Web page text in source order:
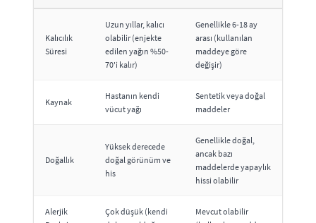
Kalıcılık
Süresi
Uzun yıllar, kalıcı
olabilir (enjekte
edilen yağın %50-
70'i kalır)
Genellikle 6-18 ay
arası (kullanılan
maddeye göre
değişir)
Kaynak
Hastanın kendi
vücut yağı
Sentetik veya doğal
maddeler
Doğallık
Yüksek derecede
doğal görünüm ve
his
Genellikle doğal,
ancak bazı
maddelerde yapaylık
hissi olabilir
Alerjik
Çok düşük (kendi
Mevcut olabilir